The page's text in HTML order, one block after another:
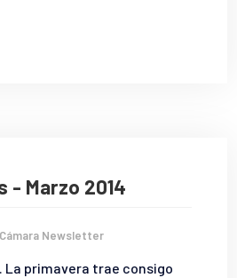
- Marzo 2014
Cámara Newsletter
La primavera trae consigo